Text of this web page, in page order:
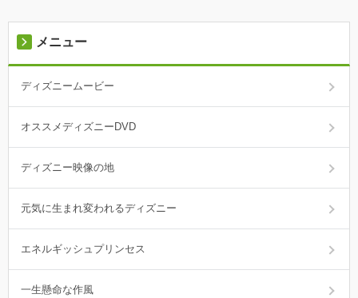
メニュー
ディズニームービー
オススメディズニーDVD
ディズニー映像の地
元気に生まれ変われるディズニー
エネルギッシュプリンセス
一生懸命な作風